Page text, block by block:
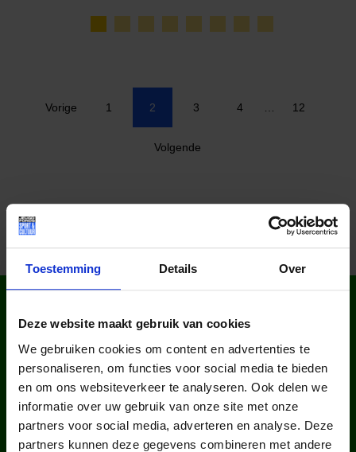
Toestemming Details Over
Deze website maakt gebruik van cookies
We gebruiken cookies om content en advertenties te
personaliseren, om functies voor social media te bieden
en om ons websiteverkeer te analyseren. Ook delen we
informatie over uw gebruik van onze site met onze
partners voor social media, adverteren en analyse. Deze
partners kunnen deze gegevens combineren met andere
Vorige 1 2 3 4 12
Volgende
NEDERLAND?